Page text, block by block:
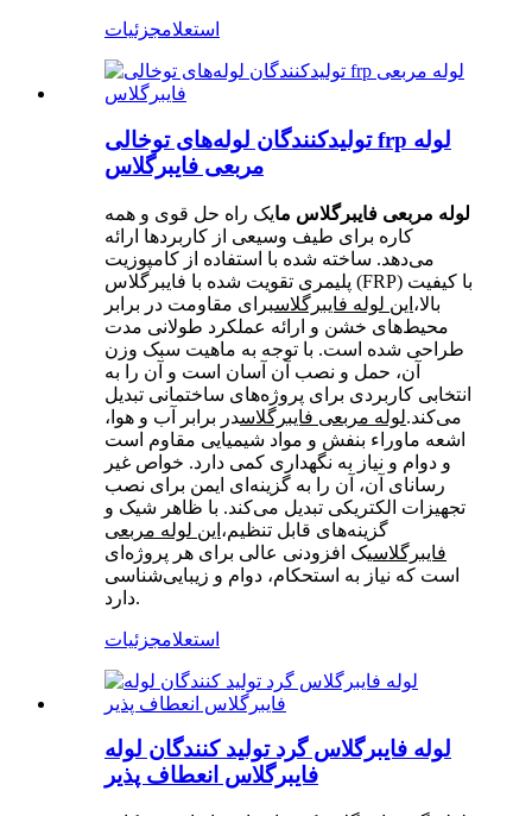
استعلامجزئیات
تولیدکنندگان لوله‌های توخالی frp لوله
مربعی فایبرگلاس
لوله مربعی فایبرگلاس مایک راه حل قوی و همه
کاره برای طیف وسیعی از کاربردها ارائه
می‌دهد. ساخته شده با استفاده از کامپوزیت
پلیمری تقویت شده با فایبرگلاس (FRP) با کیفیت
بالا، این لوله فایبرگلاسبرای مقاومت در برابر
محیط‌های خشن و ارائه عملکرد طولانی مدت
طراحی شده است. با توجه به ماهیت سبک وزن
آن، حمل و نصب آن آسان است و آن را به
انتخابی کاربردی برای پروژه‌های ساختمانی تبدیل
می‌کند.لوله مربعی فایبرگلاسدر برابر آب و هوا،
اشعه ماوراء بنفش و مواد شیمیایی مقاوم است
و دوام و نیاز به نگهداری کمی دارد. خواص غیر
رسانای آن، آن را به گزینه‌ای ایمن برای نصب
تجهیزات الکتریکی تبدیل می‌کند. با ظاهر شیک و
گزینه‌های قابل تنظیم، این لوله مربعی
فایبرگلاسیک افزودنی عالی برای هر پروژه‌ای
است که نیاز به استحکام، دوام و زیبایی‌شناسی
دارد.
استعلامجزئیات
لوله فایبرگلاس گرد تولید کنندگان لوله
فایبرگلاس انعطاف پذیر